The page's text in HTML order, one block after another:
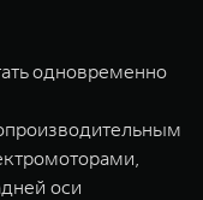
одновременно
оси